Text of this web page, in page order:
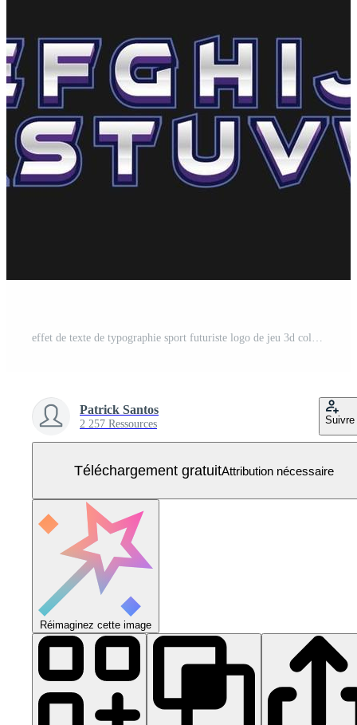
effet de texte de typographie sport futuriste logo de jeu 3d coloré argent violet Vecteur Gratuit
Patrick Santos
2 257 Ressources Suivre
Téléchargement gratuitAttribution nécessaire
Réimaginez cette image